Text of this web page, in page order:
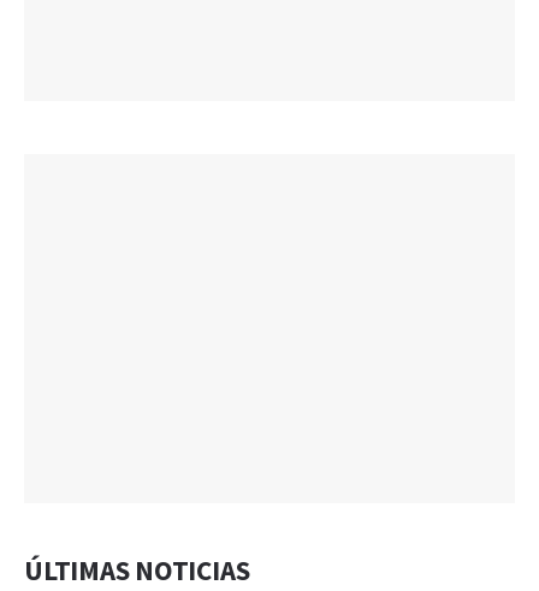
ÚLTIMAS NOTICIAS